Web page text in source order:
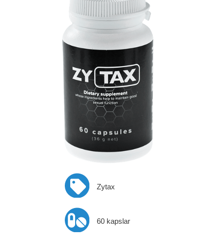
Zytax
60 kapslar